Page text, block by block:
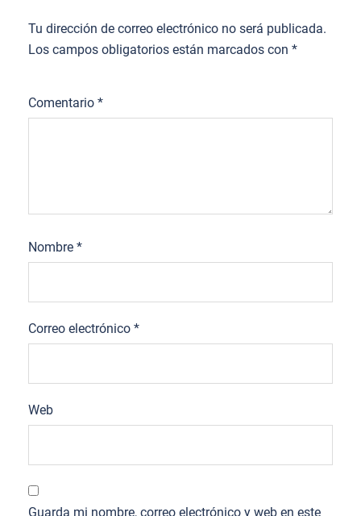
Tu dirección de correo electrónico no será publicada.
Los campos obligatorios están marcados con *
Comentario *
Nombre *
Correo electrónico *
Web
Guarda mi nombre, correo electrónico y web en este